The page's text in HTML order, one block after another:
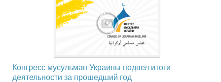
Конгресс мусульман Украины подвел итоги
деятельности за прошедший год